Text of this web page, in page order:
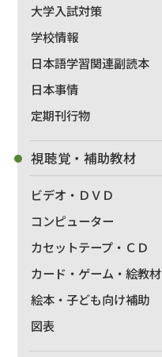
大学入試対策
学校情報
日本語学習関連副読本
日本事情
定期刊行物
視聴覚・補助教材
ビデオ・ＤＶＤ
コンピューター
カセットテープ・ＣＤ
カード・ゲーム・絵教材
絵本・子ども向け補助
図表